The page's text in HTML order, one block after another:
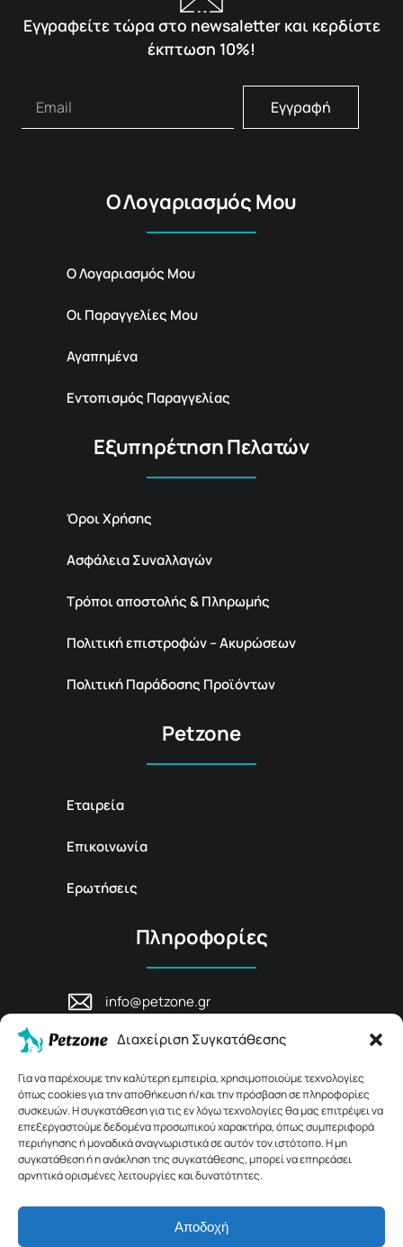
Διαχείριση Συγκατάθεσης
Για να παρέχουμε την καλύτερη εμπειρία, χρησιμοποιούμε τεχνολογίες
όπως cookies για την αποθήκευση ή/και την πρόσβαση σε πληροφορίες
συσκευών. Η συγκατάθεση για τις εν λόγω τεχνολογίες θα μας επιτρέψει να
επεξεργαστούμε δεδομένα προσωπικού χαρακτήρα, όπως συμπεριφορά
περιήγησης ή μοναδικά αναγνωριστικά σε αυτόν τον ιστότοπο. Η μη
συγκατάθεση ή η ανάκληση της συγκατάθεσης, μπορεί να επηρεάσει
αρνητικά ορισμένες λειτουργίες και δυνατότητες.
Αποδοχή
Εγγραφείτε τώρα στο newsaletter και κερδίστε
έκπτωση 10%!
Εγγραφή
Ο Λογαριασμός Μου
Ο Λογαριασμός Μου
Οι Παραγγελίες Μου
Αγαπημένα
Εντοπισμός Παραγγελίας
Εξυπηρέτηση Πελατών
Όροι Χρήσης
Ασφάλεια Συναλλαγών
Τρόποι αποστολής & Πληρωμής
Πολιτική επιστροφών – Ακυρώσεων
Πολιτική Παράδοσης Προϊόντων
Petzone
Εταιρεία
Επικοινωνία
Ερωτήσεις
Πληροφορίες
info@petzone.gr
Ρέθυμνο, Κρήτη